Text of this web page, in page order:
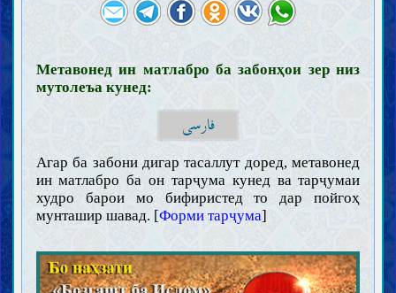
Метавонед ин матлабро ба забонҳои зер низ
мутолеъа кунед:
فارسی
Агар ба забони дигар тасаллут доред, метавонед
ин матлабро ба он тарҷума кунед ва тарҷумаи
худро барои мо бифиристед то дар пойгоҳ
мунташир шавад. [Форми тарҷума]
Илм
Зарурат ва чигунагии касби илм (иҷтиҳод)
Тақлид
Хурофот
Вазойиф ва аъмоли олимон